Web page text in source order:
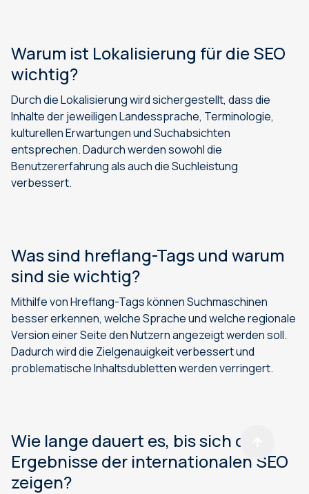
Warum ist Lokalisierung für die SEO
wichtig?
Durch die Lokalisierung wird sichergestellt, dass die
Inhalte der jeweiligen Landessprache, Terminologie,
kulturellen Erwartungen und Suchabsichten
entsprechen. Dadurch werden sowohl die
Benutzererfahrung als auch die Suchleistung
verbessert.
Was sind hreflang-Tags und warum
sind sie wichtig?
Mithilfe von Hreflang-Tags können Suchmaschinen
besser erkennen, welche Sprache und welche regionale
Version einer Seite den Nutzern angezeigt werden soll.
Dadurch wird die Zielgenauigkeit verbessert und
problematische Inhaltsdubletten werden verringert.
Wie lange dauert es, bis sich die
Ergebnisse der internationalen SEO
zeigen?